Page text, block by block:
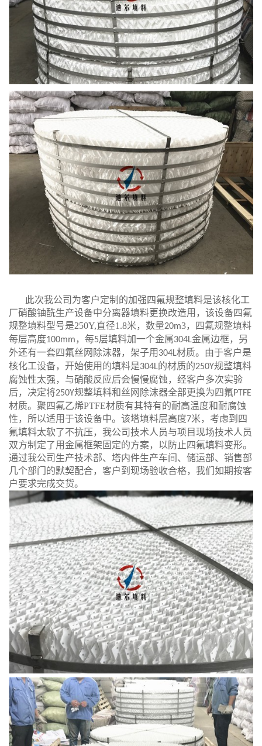
此次我公司为客户定制的加强四氟规整填料是该核化工
厂硝酸铀酰生产设备中分离器填料更换改造用，该设备四氟
规整填料型号是250Y,直径1.8米，数量20m3，四氟规整填料
每层高度100mm ，每5层填料加一个金属304L金属边框，另
外还有一套四氟丝网除沫器，架子用 304L材质。由于客户是
核化工设备，开始使用的填料是304L的材质的250Y规整填料
腐蚀性太强，与硝酸反应后会慢慢腐蚀，经客户多次实验
后，决定将250Y规整填料和丝网除沫器全部更换为四氟PTFE
材质。聚四氟乙烯PTFE材质有其特有的耐高温度和耐腐蚀
性，所以适用于该设备中。该塔填料层高度7米，考虑到四
氟填料太软了不抗压，我公司技术人员与项目现场技术人员
双方制定了用金属框架固定的方案，以防止四氟填料变形。
通过我公司生产技术部、塔内件生产车间、储运部、销售部
几个部门的默契配合，客户到现场验收合格，我们如期按客
户要求完成交货。